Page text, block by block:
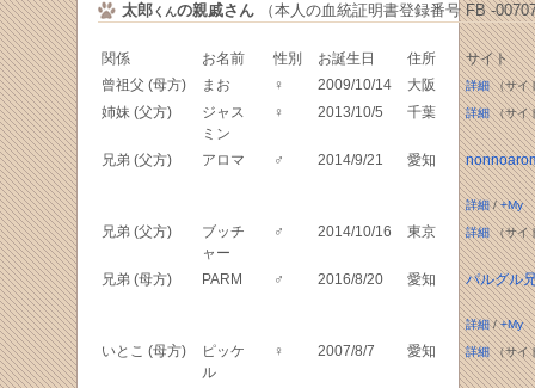
太郎くんの親戚さん（本人の血統証明書登録番号 FB -
関係 お名前 性別 お誕生日 住所
サイト
曾祖父 (母方)
まお ♀ 2009/10/14 大阪 詳細（サイ
姉妹 (父方)
ジャス
ミン
♀ 2013/10/5 千葉 詳細（サイ
兄弟 (父方) アロマ ♂ 2014/9/21 愛知
詳細/+My
兄弟 (父方)
ブッチ
ャー
♂ 2014/10/16 東京 詳細（サイ
兄弟 (母方) PARM ♂ 2016/8/20 愛知 パルグル
詳細/+My
いとこ (母方)
ピッケ
ル
♀ 2007/8/7 愛知 詳細（サイ